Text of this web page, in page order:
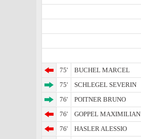
75'
BUCHEL MARCEL
75'
SCHLEGEL SEVERIN
76'
POITNER BRUNO
76'
GOPPEL MAXIMILIAN
76'
HASLER ALESSIO